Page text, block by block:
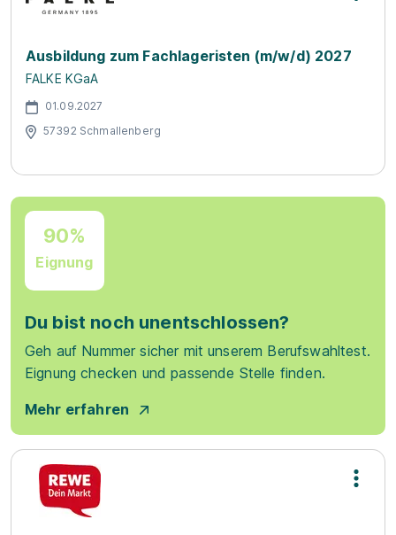
Ausbildung zum Fachlageristen (m/w/d) 2027
FALKE KGaA
01.09.2027
57392 Schmallenberg
90%
Eignung
Du bist noch unentschlossen?
Geh auf Nummer sicher mit unserem Berufswahltest.
Eignung checken und passende Stelle finden.
Mehr erfahren